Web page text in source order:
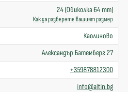
24 (Обиколка 64 mm)
Как да разберете вашият размер
Каолиново
Александър Батемберг 27
+359878812300
info@altin.bg